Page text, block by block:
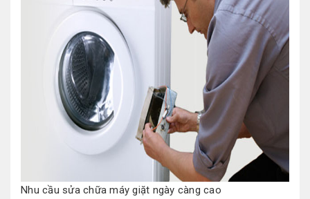
Nhu cầu sửa chữa máy giặt ngày càng cao